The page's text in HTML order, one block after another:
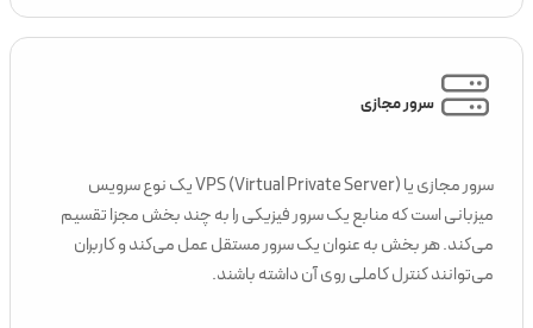
سرور مجازی
سرور مجازی یا VPS (Virtual Private Server) یک نوع سرویس
میزبانی است که منابع یک سرور فیزیکی را به چند بخش مجزا تقسیم
می‌کند. هر بخش به عنوان یک سرور مستقل عمل می‌کند و کاربران
می‌توانند کنترل کاملی روی آن داشته باشند.